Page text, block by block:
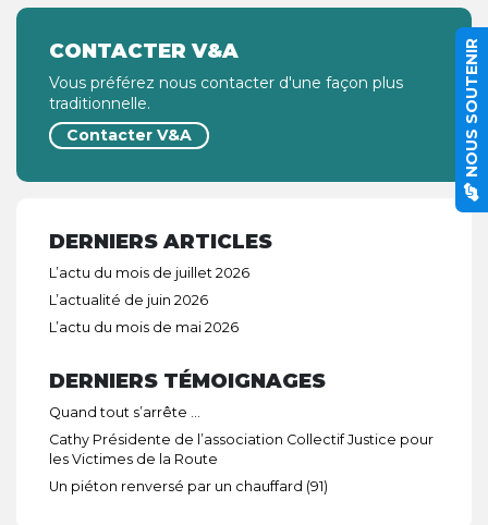
CONTACTER V&A
Vous préférez nous contacter d'une façon plus
traditionnelle.
Contacter V&A
DERNIERS ARTICLES
L’actu du mois de juillet 2026
L’actualité de juin 2026
L’actu du mois de mai 2026
DERNIERS TÉMOIGNAGES
Quand tout s’arrête …
Cathy Présidente de l’association Collectif Justice pour
les Victimes de la Route
Un piéton renversé par un chauffard (91)
NOUS SOUTENIR